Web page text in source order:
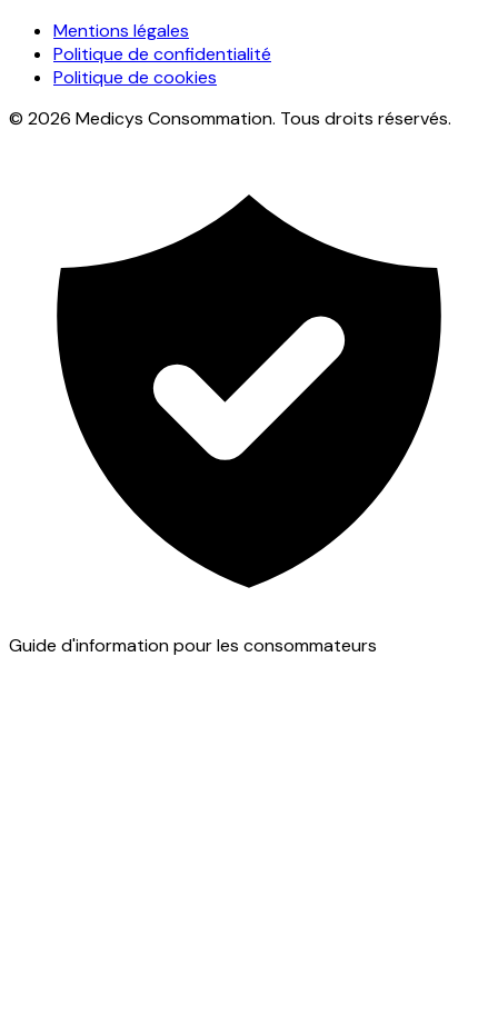
Mentions légales
Politique de confidentialité
Politique de cookies
© 2026 Medicys Consommation. Tous droits réservés.
Guide d'information pour les consommateurs